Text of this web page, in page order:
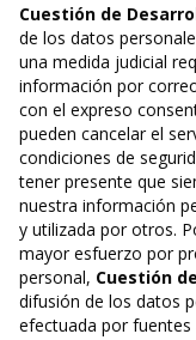
Cuestión de
de los datos
una medida judicial
información por
con el expreso
pueden cancelar el
condiciones de
tener presente que
nuestra información
y utilizada por otros.
mayor esfuerzo por
personal, Cuestión
difusión de los datos
efectuada por